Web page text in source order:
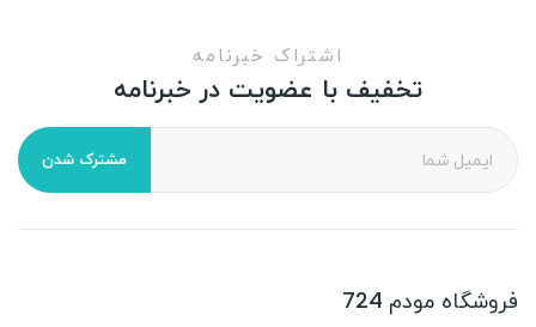
اشتراک خبرنامه
تخفیف با عضویت در خبرنامه
مشترک شدن
فروشگاه مودم 724